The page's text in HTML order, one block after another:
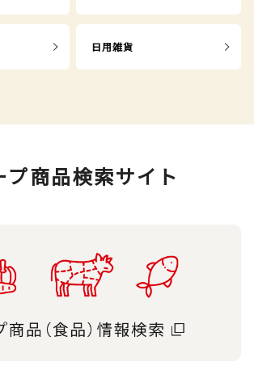
日用雑貨
プ商品検索サイト